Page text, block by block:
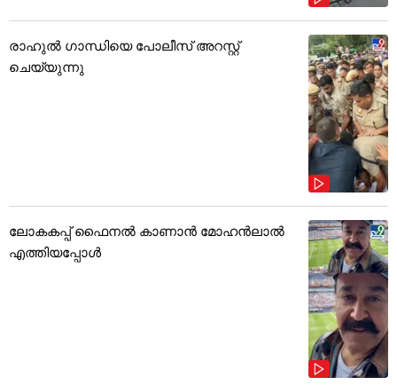
രാഹുൽ ഗാന്ധിയെ പോലീസ് അറസ്റ്റ്
ചെയ്യുന്നു
ലോകകപ്പ് ഫൈനൽ കാണാൻ മോഹൻലാൽ
എത്തിയപ്പോൾ